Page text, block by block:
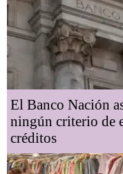
El Banco Nación
ningún criterio de
créditos